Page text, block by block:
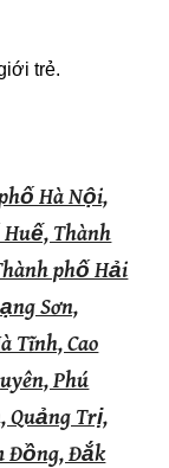
trẻ.
Hà Nội,
Thành
phố Hải
Sơn,
Tĩnh, Cao
Phú
Quảng Trị,
Đồng, Đắk